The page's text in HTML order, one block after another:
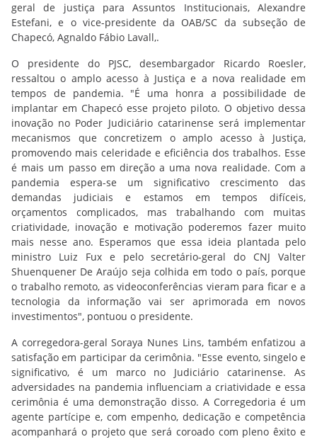
geral de justiça para Assuntos Institucionais, Alexandre
Estefani, e o vice-presidente da OAB/SC da subseção de
Chapecó, Agnaldo Fábio Lavall,.
O presidente do PJSC, desembargador Ricardo Roesler,
ressaltou o amplo acesso à Justiça e a nova realidade em
tempos de pandemia. "É uma honra a possibilidade de
implantar em Chapecó esse projeto piloto. O objetivo dessa
inovação no Poder Judiciário catarinense será implementar
mecanismos que concretizem o amplo acesso à Justiça,
promovendo mais celeridade e eficiência dos trabalhos. Esse
é mais um passo em direção a uma nova realidade. Com a
pandemia espera-se um significativo crescimento das
demandas judiciais e estamos em tempos difíceis,
orçamentos complicados, mas trabalhando com muitas
criatividade, inovação e motivação poderemos fazer muito
mais nesse ano. Esperamos que essa ideia plantada pelo
ministro Luiz Fux e pelo secretário-geral do CNJ Valter
Shuenquener De Araújo seja colhida em todo o país, porque
o trabalho remoto, as videoconferências vieram para ficar e a
tecnologia da informação vai ser aprimorada em novos
investimentos", pontuou o presidente.
A corregedora-geral Soraya Nunes Lins, também enfatizou a
satisfação em participar da cerimônia. "Esse evento, singelo e
significativo, é um marco no Judiciário catarinense. As
adversidades na pandemia influenciam a criatividade e essa
cerimônia é uma demonstração disso. A Corregedoria é um
agente partícipe e, com empenho, dedicação e competência
acompanhará o projeto que será coroado com pleno êxito e